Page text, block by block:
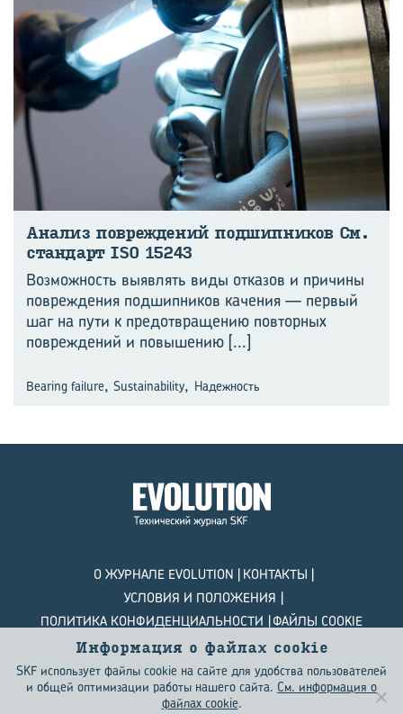
Ана­лиз по­вре­жде­ний под­шип­ни­ков См.
стан­дарт ISO 15243
Возможность выявлять виды отказов и причины
повреждения подшипников качения — первый
шаг на пути к предотвращению повторных
повреждений и повышению [...]
Bearing failure, Sustainability, Надежность
О ЖУРНАЛЕ EVOLUTION
КОНТАКТЫ
УСЛОВИЯ И ПОЛОЖЕНИЯ
ПОЛИТИКА КОНФИДЕНЦИАЛЬНОСТИ
ФАЙЛЫ COOKIE
© SKF Evolution 2026
Информация о файлах сookie
SKF использует файлы cookie на сайте для удобства пользователей
и общей оптимизации работы нашего сайта. См. информация о
файлах сookie.